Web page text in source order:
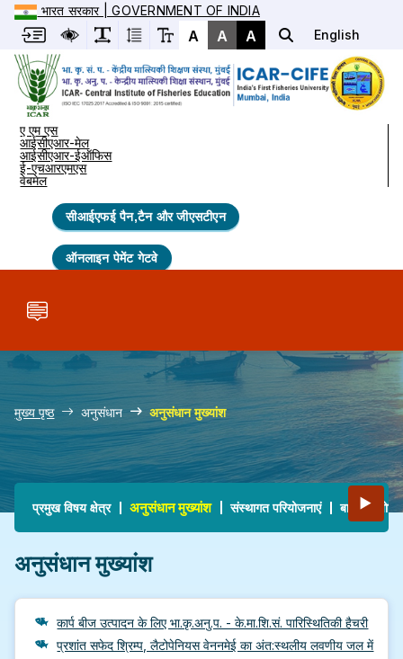
भारत सरकार | GOVERNMENT OF INDIA
A A A English
ए एम एस
आईसीएआर-मेल
आईसीएआर-ईऑफिस
ई-एचआरएमएस
वेबमेल
सीआईएफई पैन,टैन और जीएसटीएन
ऑनलाइन पेमेंट गेटवे
मुख्य पृष्ठ अनुसंधान अनुसंधान मुख्यांश
Main navigation ▶
प्रमुख विषय क्षेत्र अनुसंधान मुख्यांश संस्थागत परियोजनाएं बाह्य
अनुसंधान मुख्यांश
कार्प बीज उत्पादन के लिए भा.कृ.अनु.प. - के.मा.शि.सं. पारिस्थितिकी हैचरी
प्रशांत सफेद श्रिम्प, लैटोपेनियस वेननमेई का अंत:स्थलीय लवणीय जल में